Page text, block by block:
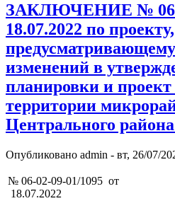
ЗАКЛЮЧЕНИЕ № 06-
18.07.2022 по проекту,
изменений в
планировки и
территории
Центрального
Опубликовано admin - вт, 26/07/
№ 06-02-09-01/1095 от